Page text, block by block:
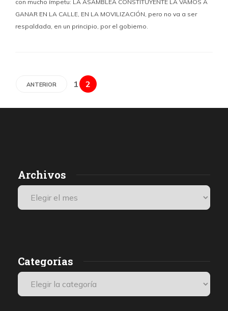
con mucho ímpetu: LA ASAMBLEA CONSTITUYENTE LA VAMOS A
GANAR EN LA CALLE, EN LA MOVILIZACIÓN, pero no va a ser
respaldada, en un principio, por el gobierno.
ANTERIOR 1 2
Archivos
Categorías